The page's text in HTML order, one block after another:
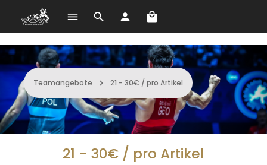
Zum Hauptinhalt springen Warenkorb enthält 0
Teamangebote 21 - 30€ / pro Artikel
21 - 30€ / pro Artikel